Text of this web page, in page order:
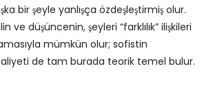
bir şeyle yanlışça özdeşleştirmiş olur.
ve düşüncenin, şeyleri “farklılık” ilişkileri
mümkün olur; sofistin
de tam burada teorik temel bulur.